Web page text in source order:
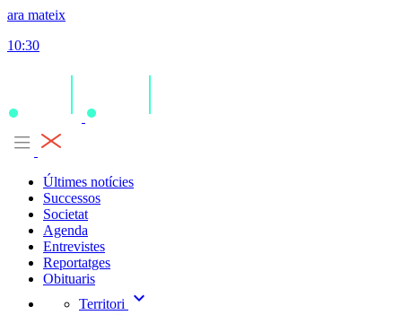
ara mateix
10:30
Últimes notícies
Successos
Societat
Agenda
Entrevistes
Reportatges
Obituaris
Territori
expand_more